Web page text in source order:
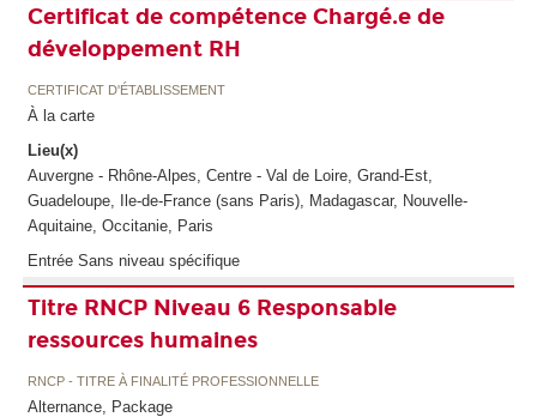
Certificat de compétence Chargé.e de
développement RH
CERTIFICAT D'ÉTABLISSEMENT
À la carte
Lieu(x)
Auvergne - Rhône-Alpes, Centre - Val de Loire, Grand-Est,
Guadeloupe, Ile-de-France (sans Paris), Madagascar, Nouvelle-
Aquitaine, Occitanie, Paris
Entrée Sans niveau spécifique
Titre RNCP Niveau 6 Responsable
ressources humaines
RNCP - TITRE À FINALITÉ PROFESSIONNELLE
Alternance, Package